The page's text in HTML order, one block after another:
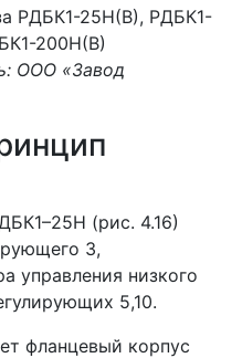
ООО «Завод
(рис. 4.16)
3,
управления низкого
5,10.
фланцевый корпус